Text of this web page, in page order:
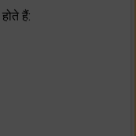
हैं: